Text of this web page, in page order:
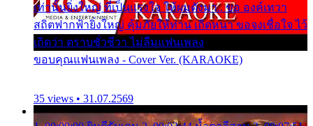
เท่านั้นยิ่งใหญ่ ที่เป็นแรงใจ ให้ผมดังมา.. ขอ องค์เทวา
สถิตฟากฟ้ายิ่งใหญ่ คุ้มภัยให้ท่าน เถิดหนา ขอจงเชื่อใจ ไว้
เถิดว่า ตราบชั่วชีวา ไม่ลืมแฟนเพลง
ขอบคุณแฟนเพลง - Cover Ver. (KARAOKE)
35 views • 31.07.2569